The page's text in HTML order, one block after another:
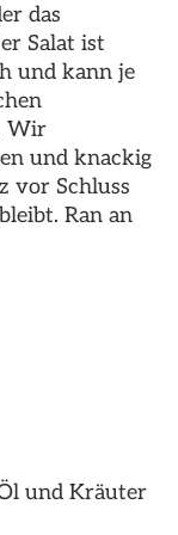
das
Salat ist
und kann je
Wir
und knackig
vor Schluss
Ran an
und Kräuter